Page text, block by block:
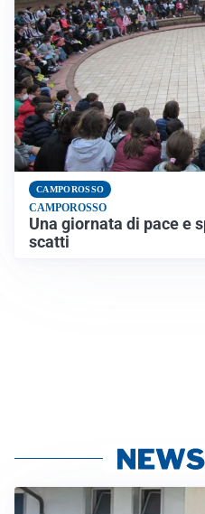
CAMPOROSSO
CAMPOROSSO
Una giornata di pace e
scatti